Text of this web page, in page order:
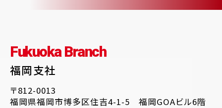
Fukuoka Branch
福岡支社
〒812-0013
福岡県福岡市博多区住吉4-1-5 福岡GOAビル6階